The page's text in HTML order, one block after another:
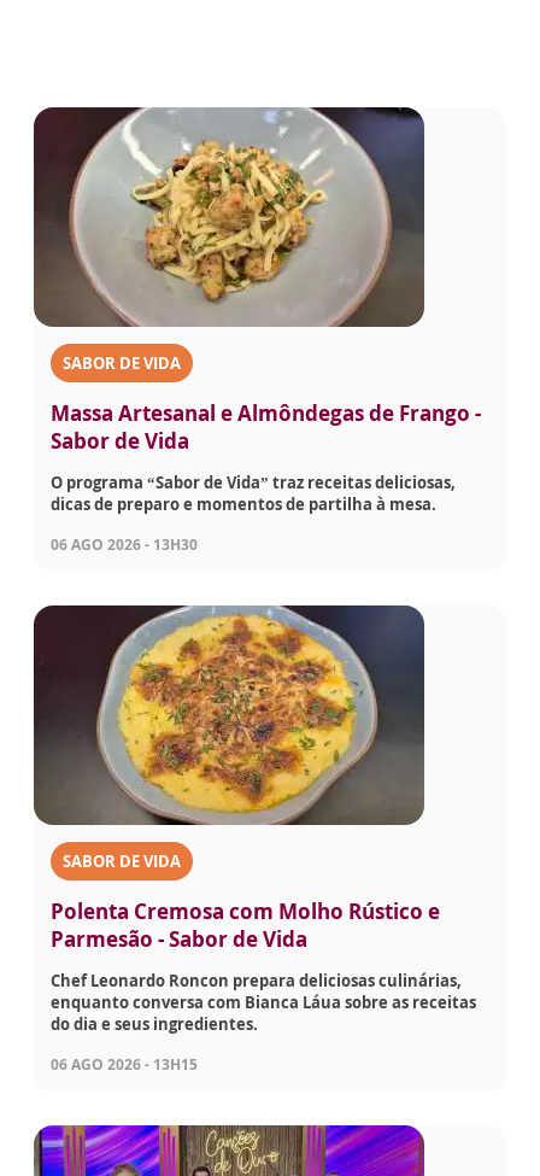
SABOR DE VIDA
Massa Artesanal e Almôndegas de Frango -
Sabor de Vida
O programa “Sabor de Vida” traz receitas deliciosas,
dicas de preparo e momentos de partilha à mesa.
06 AGO 2026 - 13H30
SABOR DE VIDA
Polenta Cremosa com Molho Rústico e
Parmesão - Sabor de Vida
Chef Leonardo Roncon prepara deliciosas culinárias,
enquanto conversa com Bianca Láua sobre as receitas
do dia e seus ingredientes.
06 AGO 2026 - 13H15